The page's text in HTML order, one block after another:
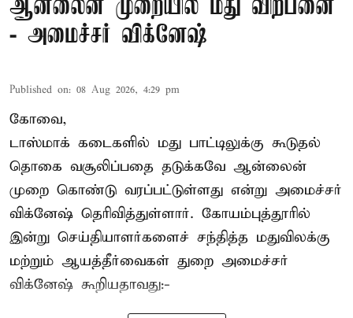
ஆன்லைன் முறையில் மது விற்பனை
- அமைச்சர் விக்னேஷ்
Published on: 08 Aug 2026, 4:29 pm
கோவை,
டாஸ்மாக் கடைகளில் மது பாட்டிலுக்கு கூடுதல்
தொகை வசூலிப்பதை தடுக்கவே ஆன்லைன்
முறை கொண்டு வரப்பட்டுள்ளது என்று அமைச்சர்
விக்னேஷ் தெரிவித்துள்ளார். கோயம்புத்தூரில்
இன்று செய்தியாளர்களைச் சந்தித்த மதுவிலக்கு
மற்றும் ஆயத்தீர்வைகள் துறை அமைச்சர்
விக்னேஷ் கூறியதாவது:-